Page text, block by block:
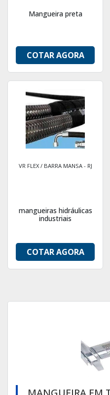
Mangueira preta
COTAR AGORA
VR FLEX / BARRA MANSA - RJ
mangueiras hidráulicas
industriais
COTAR AGORA